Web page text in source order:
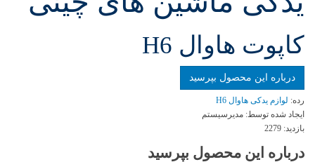
كاپوت هاوال H6
درباره این محصول بپرسید
رده: لوازم یدکی هاوال H6
ایجاد شده توسط: مدیرسیستم
بازدید: 2279
درباره این محصول بپرسید